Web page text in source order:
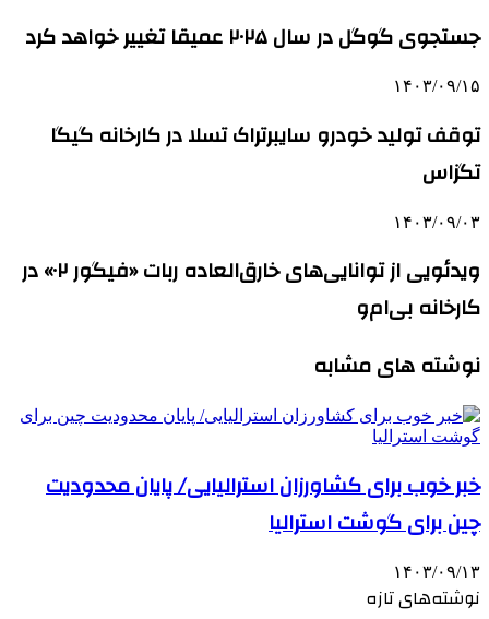
جستجوی گوگل در سال ۲۰۲۵ عمیقا تغییر خواهد کرد
۱۴۰۳/۰۹/۱۵
توقف تولید خودرو سایبرتراک تسلا در کارخانه گیگا
تگزاس
۱۴۰۳/۰۹/۰۳
ویدئویی از توانایی‌های خارق‌العاده ربات «فیگور ۰۲» در
کارخانه بی‌ام‌و
نوشته های مشابه
خبر خوب برای کشاورزان استرالیایی/ پایان محدودیت
چین برای گوشت استرالیا
۱۴۰۳/۰۹/۱۳
نوشته‌های تازه